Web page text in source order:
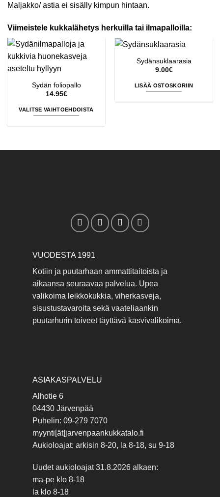
Maljakko/ astia ei sisälly kimpun hintaan.
Viimeistele kukkalähetys herkuilla tai ilmapalloilla:
Sydän foliopallo
14.95€
VALITSE VAIHTOEHDOISTA
useampi
sivulla.
Sydänsuklaarasia
9.00€
LISÄÄ OSTOSKORIIN
VUODESTA 1991
Kotiin ja puutarhaan ammattitaitoista ja
aikaansa seuraavaa palvelua. Upea
valikoima leikkokukkia, viherkasveja,
sisustustavaroita sekä vaateliaankin
puutarhurin toiveet täyttävä kasvivalikoima.
ASIAKASPALVELU
Alhotie 6
04430 Järvenpää
Puhelin: 09-279 7070
myynti[ät]jarvenpaankukkatalo.fi
Aukioloajat: arkisin 8-20, la 8-18, su 9-18
Uudet aukioloajat 31.8.2026 alkaen:
ma-pe klo 8-18
la klo 8-18